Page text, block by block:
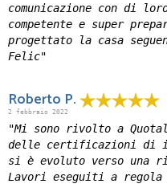
comunicazione con di
competente e super
progettato la casa
Felic"
Roberto P.
2 febbraio 2022
"Mi sono rivolto a
delle certificazioni di
si è evoluto verso una
Lavori eseguiti a